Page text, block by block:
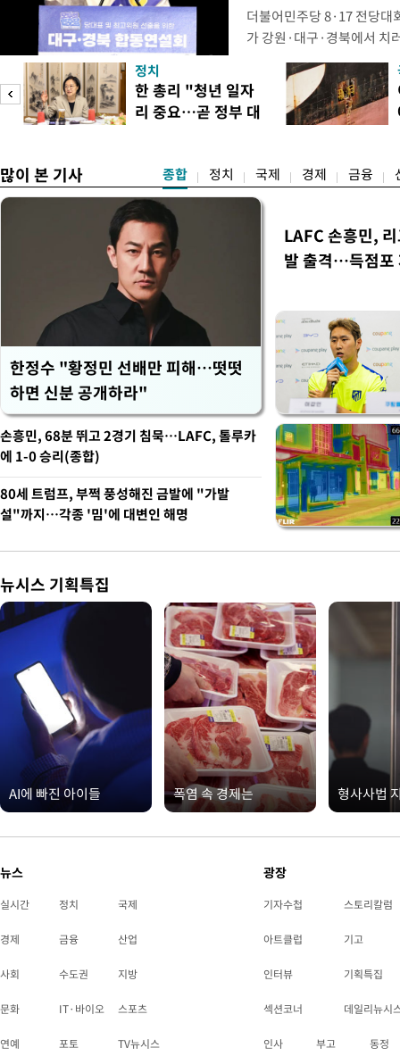
더불어민주당 8·17 전당대
가 강원·대구·경북에서 치
48.54%(1만8977표)를 얻
를 1622표(4.14%p) 차로
·인천 권리당원 투표에서
적 합산(가중치 미반영)에
정치
한 총리 "청년 일자
리 중요…곧 정부 대
많이 본 기사 종합 정치 국제 경제 금융
한정수 "황정민 선배만 피해…떳떳
하면 신분 공개하라"
LAFC 손흥민,
발 출격…득점포
손흥민, 68분 뛰고 2경기 침묵…LAFC, 톨루카
에 1-0 승리(종합)
80세 트럼프, 부쩍 풍성해진 금발에 "가발
설"까지…각종 '밈'에 대변인 해명
뉴시스 기획특집
AI에 빠진 아이들 폭염 속 경제는 형사사법
뉴스
실시간 정치 국제
경제 금융 산업
사회 수도권 지방
문화 IT·바이오 스포츠
연예 포토 TV뉴시스
광장
기자수첩 스토리칼럼
아트클럽 기고
인터뷰 기획특집
섹션코너 데일리뉴시
인사 부고 동정